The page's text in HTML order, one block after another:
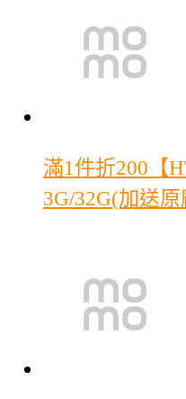
滿1件折200 【
3G/32G(加送